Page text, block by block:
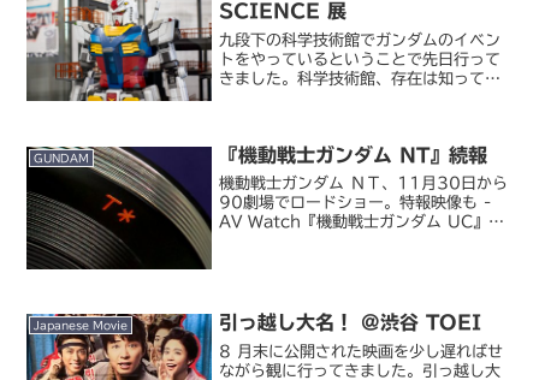
SCIENCE 展
九段下の科学技術館でガンダムのイベン
トをやっているということで先日行って
きました。科学技術館、存在は知ってい
けっこうアニメコラボ展示...
GUNDAM 『機動戦士ガンダム NT』続報
機動戦士ガンダム ＮＴ、11月30日から
90劇場でロードショー。特報映像も -
AV Watch『機動戦士ガンダム UC』の
Japanese Movie 引っ越し大名！ @渋谷 TOEI
8 月末に公開された映画を少し遅ればせ
ながら観に行ってきました。引っ越し大